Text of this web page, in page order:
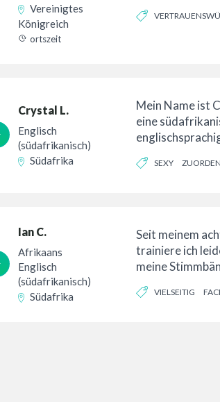
Vereinigtes
Königreich
ortszeit
Crystal L.
Englisch
(südafrikanisch)
Südafrika
Mein Name ist
eine
artikulierte
SEXY
Ian C.
Afrikaans
Englisch
(südafrikanisch)
Südafrika
Seit meinem
trainiere ich
meine
VIELSEITIG